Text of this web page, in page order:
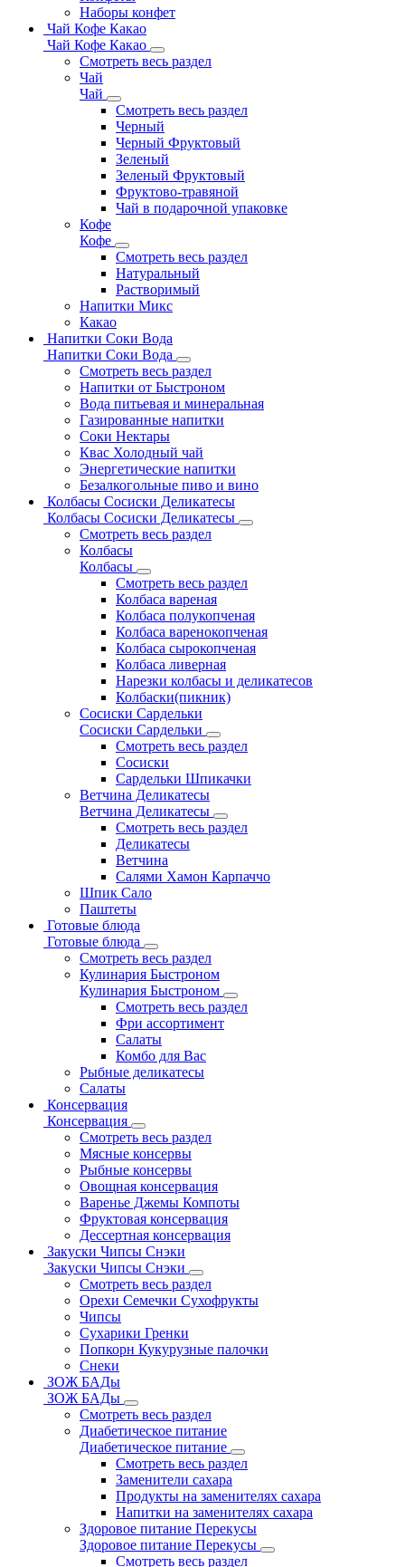
Наборы конфет
Чай Кофе Какао
Чай Кофе Какао
Смотреть весь раздел
Чай
Чай
Смотреть весь раздел
Черный
Черный Фруктовый
Зеленый
Зеленый Фруктовый
Фруктово-травяной
Чай в подарочной упаковке
Кофе
Кофе
Смотреть весь раздел
Натуральный
Растворимый
Напитки Микс
Какао
Напитки Соки Вода
Напитки Соки Вода
Смотреть весь раздел
Напитки от Быстроном
Вода питьевая и минеральная
Газированные напитки
Соки Нектары
Квас Холодный чай
Энергетические напитки
Безалкогольные пиво и вино
Колбасы Сосиски Деликатесы
Колбасы Сосиски Деликатесы
Смотреть весь раздел
Колбасы
Колбасы
Смотреть весь раздел
Колбаса вареная
Колбаса полукопченая
Колбаса варенокопченая
Колбаса сырокопченая
Колбаса ливерная
Нарезки колбасы и деликатесов
Колбаски(пикник)
Сосиски Сардельки
Сосиски Сардельки
Смотреть весь раздел
Сосиски
Сардельки Шпикачки
Ветчина Деликатесы
Ветчина Деликатесы
Смотреть весь раздел
Деликатесы
Ветчина
Салями Хамон Карпаччо
Шпик Сало
Паштеты
Готовые блюда
Готовые блюда
Смотреть весь раздел
Кулинария Быстроном
Кулинария Быстроном
Смотреть весь раздел
Фри ассортимент
Салаты
Комбо для Вас
Рыбные деликатесы
Салаты
Консервация
Консервация
Смотреть весь раздел
Мясные консервы
Рыбные консервы
Овощная консервация
Варенье Джемы Компоты
Фруктовая консервация
Дессертная консервация
Закуски Чипсы Снэки
Закуски Чипсы Снэки
Смотреть весь раздел
Орехи Семечки Сухофрукты
Чипсы
Сухарики Гренки
Попкорн Кукурузные палочки
Снеки
ЗОЖ БАДы
ЗОЖ БАДы
Смотреть весь раздел
Диабетическое питание
Диабетическое питание
Смотреть весь раздел
Заменители сахара
Продукты на заменителях сахара
Напитки на заменителях сахара
Здоровое питание Перекусы
Здоровое питание Перекусы
Смотреть весь раздел